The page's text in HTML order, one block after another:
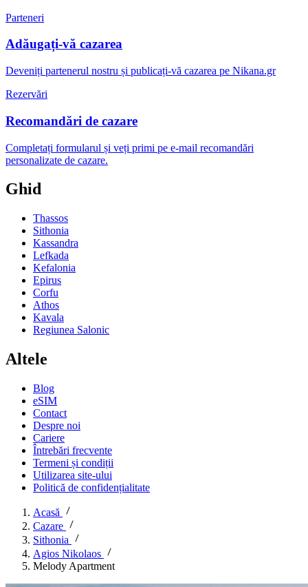
Parteneri
Adăugați-vă cazarea
Deveniți partenerul nostru și publicați-vă cazarea pe Nikana.gr
Rezervări
Recomandări de cazare
Completați formularul și veți primi pe e-mail recomandări
personalizate de cazare.
Ghid
Thassos
Sithonia
Kassandra
Lefkada
Kefalonia
Epirus
Corfu
Athos
Kavala
Regiunea Salonic
Altele
Blog
eSIM
Contact
Despre noi
Cariere
Întrebări frecvente
Termeni și condiții
Utilizarea site-ului
Politică de confidențialitate
Acasă
Cazare
Sithonia
Agios Nikolaos
Melody Apartment